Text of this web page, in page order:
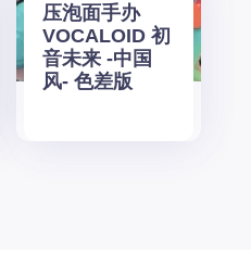
压泡面手办
VOCALOID 初
音未来 -中国
风- 色差版